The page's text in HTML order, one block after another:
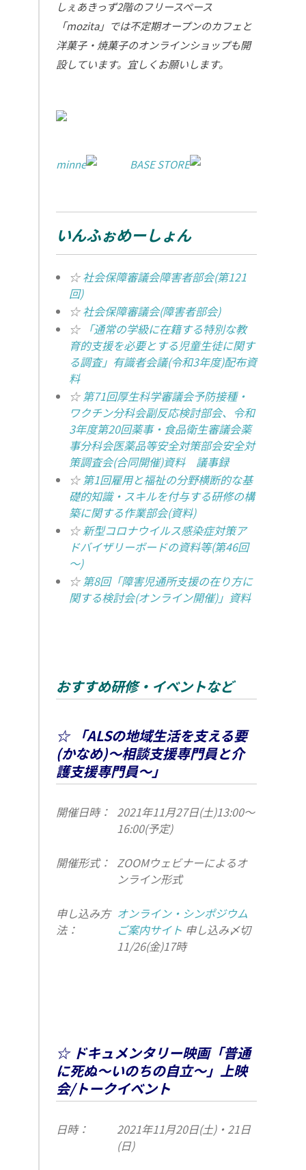
しぇあきっず2階のフリースペース
「mozita」では不定期オープンのカフェと
洋菓子・焼菓子のオンラインショップも開
設しています。宜しくお願いします。
minne BASE STORE
いんふぉめーしょん
☆社会保障審議会障害者部会(第121
回)
☆社会保障審議会(障害者部会)
☆ 「通常の学級に在籍する特別な教
育的支援を必要とする児童生徒に関す
る調査」有識者会議(令和3年度)配布資
料
☆ 第71回厚生科学審議会予防接種・
ワクチン分科会副反応検討部会、令和
3年度第20回薬事・食品衛生審議会薬
事分科会医薬品等安全対策部会安全対
策調査会(合同開催)資料
議事録
☆ 第1回雇用と福祉の分野横断的な基
礎的知識・スキルを付与する研修の構
築に関する作業部会(資料)
☆新型コロナウイルス感染症対策ア
ドバイザリーボードの資料等(第46回
～)
☆ 第8回「障害児通所支援の在り方に
関する検討会(オンライン開催)」資料
おすすめ研修・イベントなど
☆ 「ALSの地域生活を支える要
(かなめ)～相談支援専門員と介
護支援専門員～」
開催日時： 2021年11月27日(土)13:00～
16:00(予定)
開催形式： ZOOMウェビナーによるオ
ンライン形式
申し込み方
法：
オンライン・シンポジウム
ご案内サイト 申し込み〆切
11/26(金)17時
☆ ドキュメンタリー映画「普通
に死ぬ～いのちの自立～」上映
会/トークイベント
日時：
2021年11月20日(土)・21日
(日)